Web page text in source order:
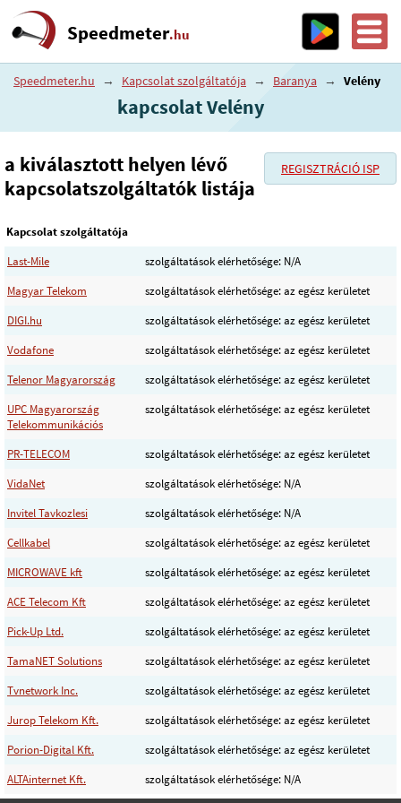
Speedmeter.hu
Speedmeter.hu → Kapcsolat szolgáltatója → Baranya → Velény
kapcsolat Velény
REGISZTRÁCIÓ ISP
a kiválasztott helyen lévő
kapcsolatszolgáltatók listája
Kapcsolat szolgáltatója
Last-Mile
szolgáltatások elérhetősége: N/A
Magyar Telekom
szolgáltatások elérhetősége: az egész kerületet
DIGI.hu
szolgáltatások elérhetősége: az egész kerületet
Vodafone
szolgáltatások elérhetősége: az egész kerületet
Telenor Magyarország
szolgáltatások elérhetősége: az egész kerületet
UPC Magyarország
Telekommunikációs
szolgáltatások elérhetősége: az egész kerületet
PR-TELECOM
szolgáltatások elérhetősége: az egész kerületet
VidaNet
szolgáltatások elérhetősége: N/A
Invitel Tavkozlesi
szolgáltatások elérhetősége: N/A
Cellkabel
szolgáltatások elérhetősége: az egész kerületet
MICROWAVE kft
szolgáltatások elérhetősége: az egész kerületet
ACE Telecom Kft
szolgáltatások elérhetősége: az egész kerületet
Pick-Up Ltd.
szolgáltatások elérhetősége: az egész kerületet
TamaNET Solutions
szolgáltatások elérhetősége: az egész kerületet
Tvnetwork Inc.
szolgáltatások elérhetősége: az egész kerületet
Jurop Telekom Kft.
szolgáltatások elérhetősége: az egész kerületet
Porion-Digital Kft.
szolgáltatások elérhetősége: az egész kerületet
ALTAinternet Kft.
szolgáltatások elérhetősége: N/A